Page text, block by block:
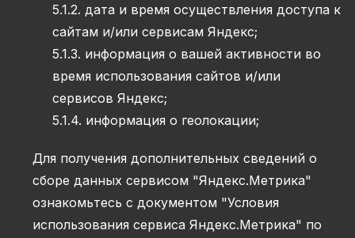
5.1.2. дата и время осуществления доступа к
сайтам и/или сервисам Яндекс;
5.1.3. информация о вашей активности во
время использования сайтов и/или
сервисов Яндекс;
5.1.4. информация о геолокации;
Для получения дополнительных сведений о
сборе данных сервисом "Яндекс.Метрика"
ознакомьтесь с документом "Условия
использования сервиса Яндекс.Метрика" по